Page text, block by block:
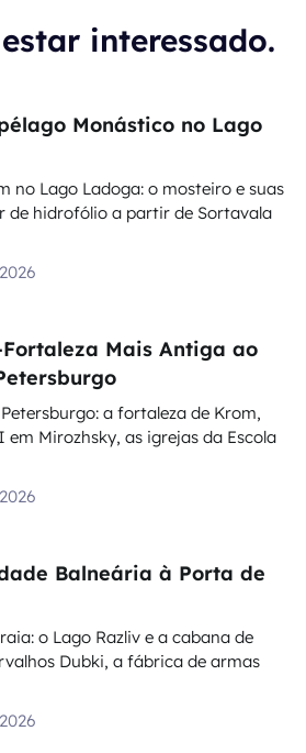
interessado.
Monástico no Lago
no Lago Ladoga: o mosteiro e suas
de hidrofólio a partir de Sortavala
Mais Antiga ao
a fortaleza de Krom,
Mirozhsky, as igrejas da Escola
Balneária à Porta de
o Lago Razliv e a cabana de
Dubki, a fábrica de armas